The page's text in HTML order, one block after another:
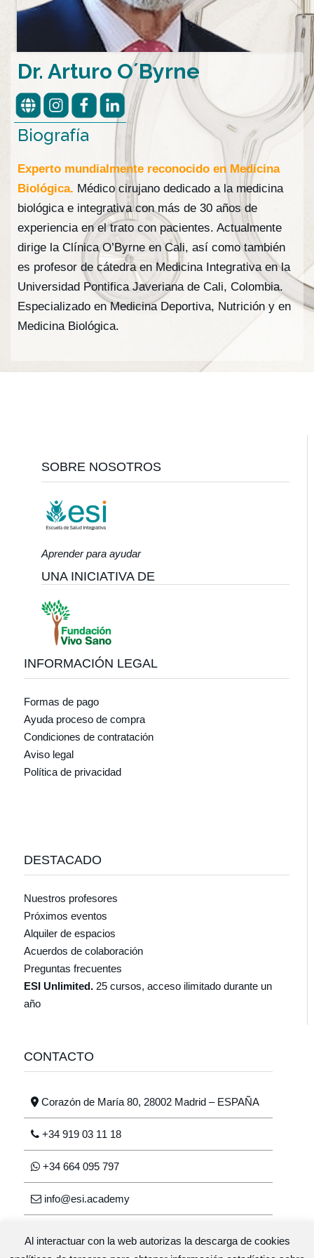
Dr. Arturo O´Byrne
Biografía
Experto mundialmente reconocido en Medicina
Biológica.​ Médico cirujano dedicado a la medicina
biológica e integrativa con más de 30 años de
experiencia en el trato con pacientes. Actualmente
dirige la Clínica O’Byrne en Cali, así como también
es profesor de cátedra en Medicina Integrativa en la
Universidad Pontifica Javeriana de Cali, Colombia.​
Especializado en Medicina Deportiva, Nutrición y en
Medicina Biológica.
SOBRE NOSOTROS
Aprender para ayudar
UNA INICIATIVA DE
INFORMACIÓN LEGAL
Formas de pago
Ayuda proceso de compra
Condiciones de contratación
Aviso legal
Política de privacidad
DESTACADO
Nuestros profesores
Próximos eventos
Alquiler de espacios
Acuerdos de colaboración
Preguntas frecuentes
ESI Unlimited. 25 cursos, acceso ilimitado durante un
año
CONTACTO
Corazón de María 80, 28002 Madrid – ESPAÑA
+34 919 03 11 18
+34 664 095 797
info@esi.academy
Al interactuar con la web autorizas la descarga de cookies